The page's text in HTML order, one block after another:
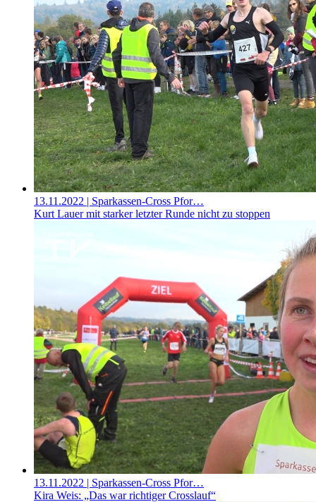
13.11.2022 | Sparkassen-Cross Pfor…
Kurt Lauer mit starker letzter Runde nicht zu stoppen
13.11.2022 | Sparkassen-Cross Pfor…
Kira Weis: „Das war richtiger Crosslauf“